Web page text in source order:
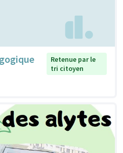
Retenue par le
tri citoyen